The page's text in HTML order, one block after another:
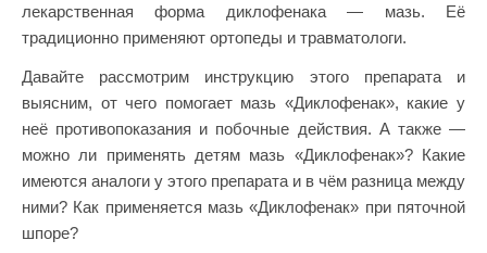
лекарственная форма диклофенака — мазь. Её
традиционно применяют ортопеды и травматологи.
Давайте рассмотрим инструкцию этого препарата и
выясним, от чего помогает мазь «Диклофенак», какие у
неё противопоказания и побочные действия. А также —
можно ли применять детям мазь «Диклофенак»? Какие
имеются аналоги у этого препарата и в чём разница между
ними? Как применяется мазь «Диклофенак» при пяточной
шпоре?